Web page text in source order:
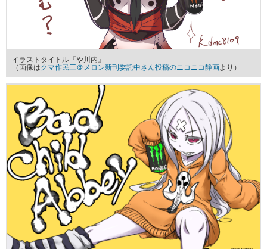
イラストタイトル『や川内』
（画像はクマ作民三＠メロン新刊委託中さん投稿のニコニコ静画より）